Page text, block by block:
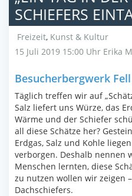
SCHIEFERS
Freizeit, Kunst & Kultur
15 Juli 2019 15:00 Uhr Erika
Besucherbergwerk Fell
Täglich treffen wir auf
Salz liefert uns Würze, das
Wärme und der Schiefer
all diese Schätze her?
Erdgas, Salz und Kohle
verborgen. Deshalb nennen
Menschen lernten, diese
zu nutzen wollen wir zeigen
Dachschiefers.